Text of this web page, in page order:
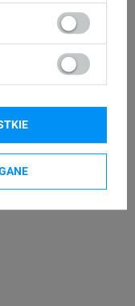
LW-450 Twin Turbo